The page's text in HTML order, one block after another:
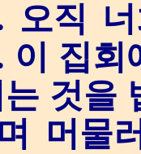
오직
이 집회
것을
머물